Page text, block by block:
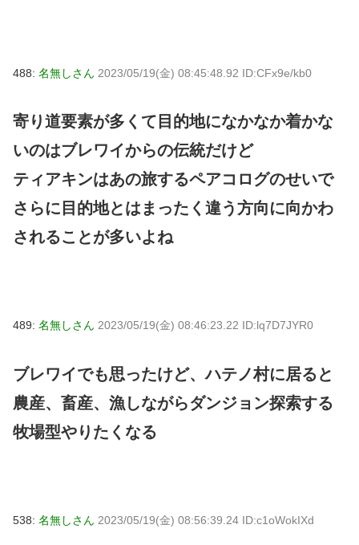
488: 名無しさん 2023/05/19(金) 08:45:48.92 ID:CFx9e/kb0
寄り道要素が多くて目的地になかなか着かな
いのはブレワイからの伝統だけど
ティアキンはあの旅するペアコログのせいで
さらに目的地とはまったく違う方向に向かわ
されることが多いよね
489: 名無しさん 2023/05/19(金) 08:46:23.22 ID:lq7D7JYR0
ブレワイでも思ったけど、ハテノ村に居ると
農産、畜産、漁しながらダンジョン探索する
牧場型やりたくなる
538: 名無しさん 2023/05/19(金) 08:56:39.24 ID:c1oWokIXd